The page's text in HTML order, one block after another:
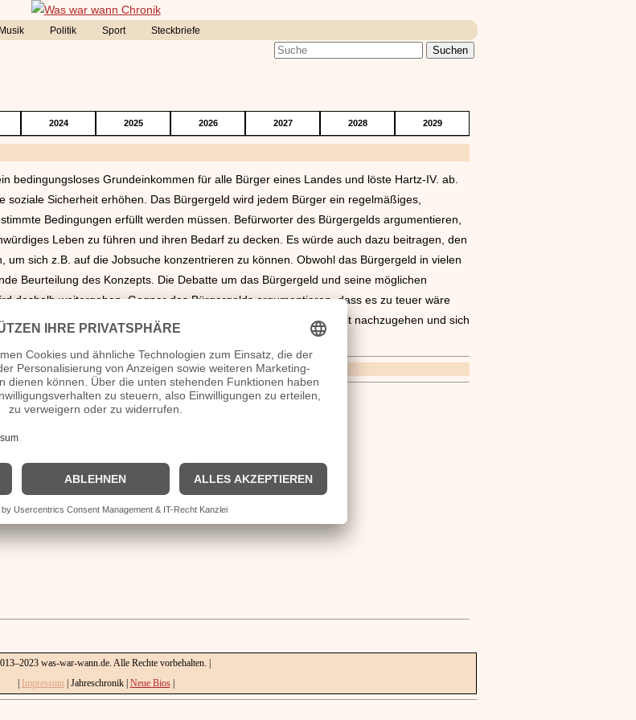
Musik Politik Sport Steckbriefe
2024 2025 2026 2027 2028 2029
bedingungsloses Grundeinkommen für alle Bürger eines Landes und löste Hartz-IV. ab.
Sicherheit erhöhen. Das Bürgergeld wird jedem Bürger ein regelmäßiges,
Bedingungen erfüllt werden müssen. Befürworter des Bürgergelds argumentieren,
Leben zu führen und ihren Bedarf zu decken. Es würde auch dazu beitragen, den
sich z.B. auf die Jobsuche konzentrieren zu können. Obwohl das Bürgergeld in vielen
Beurteilung des Konzepts. Die Debatte um das Bürgergeld und seine möglichen
deshalb weitergehen. Gegner des Bürgergelds argumentieren, dass es zu teuer wäre
sie, dass es Menschen dazu ermutigen könnte, keiner Arbeit nachzugehen und sich
was-war-wann.de. Alle Rechte vorbehalten. |
| Impressum| Jahreschronik | Neue Bios|